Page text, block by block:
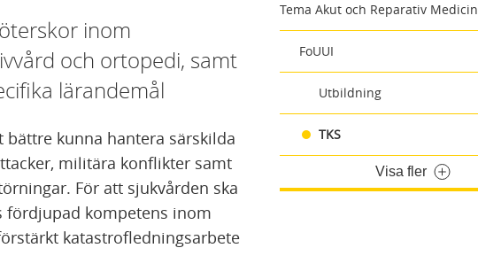
Tema Akut och Reparativ Medicin
FoUUI
Utbildning
TKS
Visa fler
inom
och ortopedi, samt
lärandemål
kunna hantera särskilda
militära konflikter samt
För att sjukvården ska
fördjupad kompetens inom
katastrofledningsarbete